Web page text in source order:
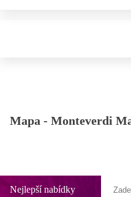
Mapa - Monteverdi
Nejlepší nabídky